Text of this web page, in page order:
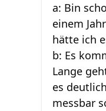
a: Bin
einem
hätte ich
b: Es
Lange
es
messbar